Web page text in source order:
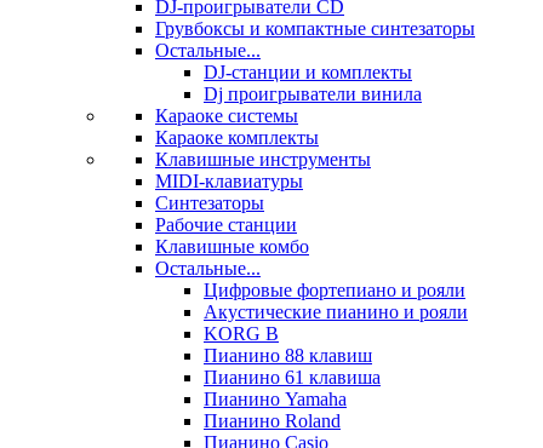
DJ-проигрыватели CD
Грувбоксы и компактные синтезаторы
Остальные...
DJ-станции и комплекты
Dj проигрыватели винила
Караоке системы
Караоке комплекты
Клавишные инструменты
MIDI-клавиатуры
Синтезаторы
Рабочие станции
Клавишные комбо
Остальные...
Цифровые фортепиано и рояли
Акустические пианино и рояли
KORG B
Пианино 88 клавиш
Пианино 61 клавиша
Пианино Yamaha
Пианино Roland
Пианино Casio